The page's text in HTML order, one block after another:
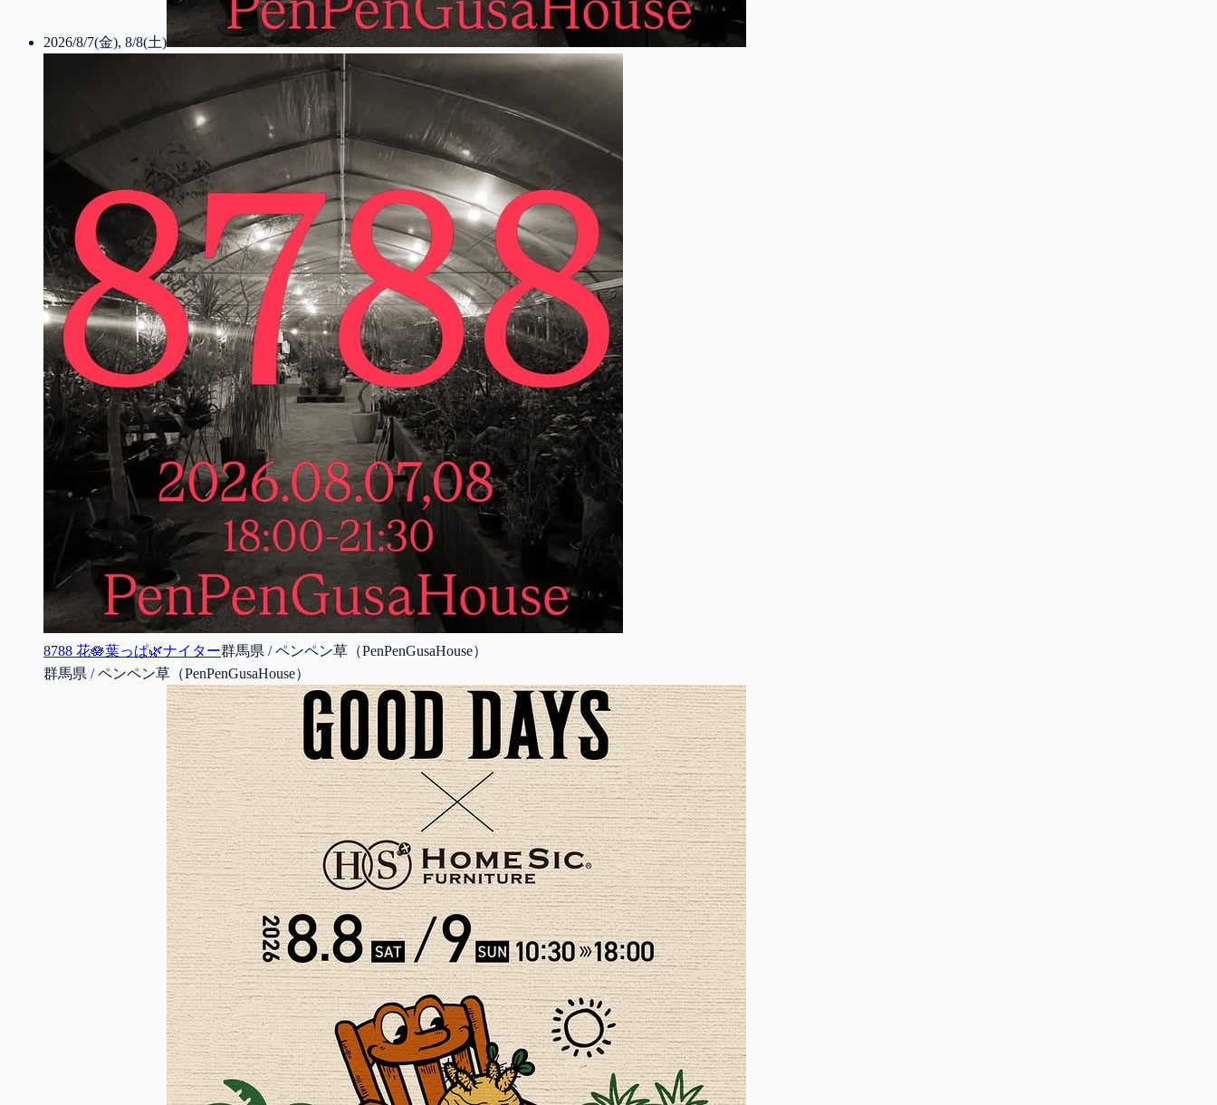
2026/8/7(金), 8/8(土)
8788 花🪷葉っぱ🌿ナイター群馬県 / ペンペン草（PenPenGusaHouse）
群馬県 / ペンペン草（PenPenGusaHouse）